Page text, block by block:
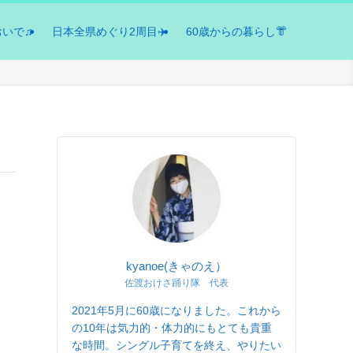
いで♫ 日本全県めぐり2周目✈️ 60歳からの暮らし👘
kyanoe(きゃのえ）
佐渡おけさ踊り隊 代表
2021年5月に60歳になりました。これから
の10年は気力的・体力的にもとても貴重
な時間。シングル子育てを終え、やりたい